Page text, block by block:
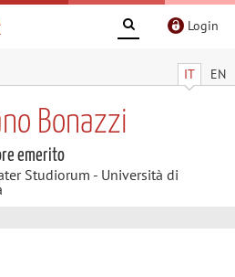
Login
IT EN
Bonazzi
emerito
Studiorum - Università di